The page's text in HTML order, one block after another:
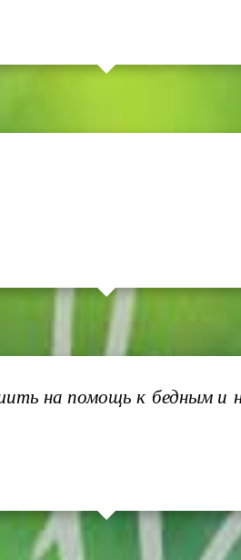
на помощь к бедным